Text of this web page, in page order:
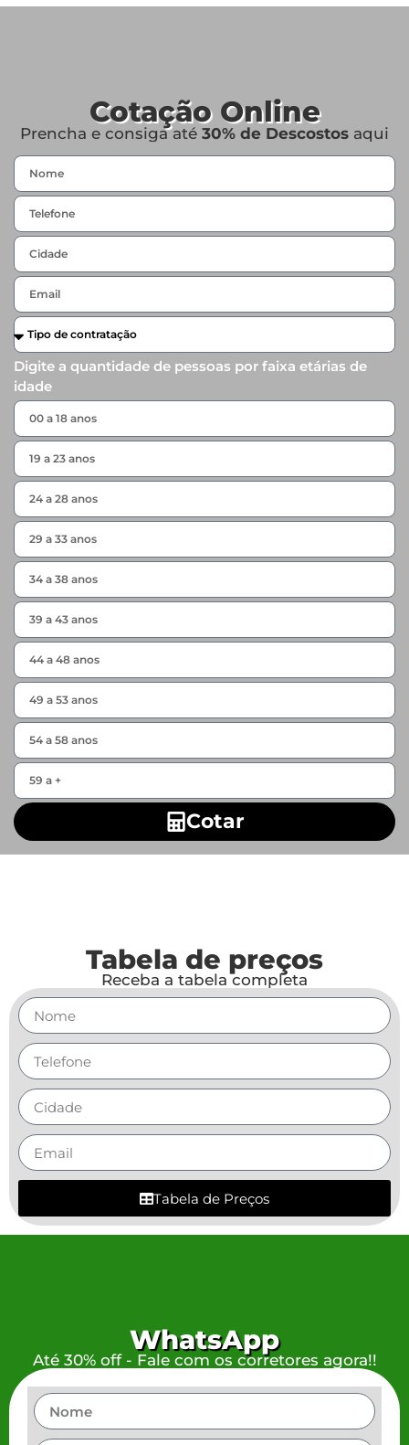
Cotação Online
Prencha e consiga até 30% de Descostos aqui
Digite a quantidade de pessoas por faixa etárias de
idade
Cotar
Tabela de preços
Receba a tabela completa
Tabela de Preços
WhatsApp
Até 30% off - Fale com os corretores agora!!